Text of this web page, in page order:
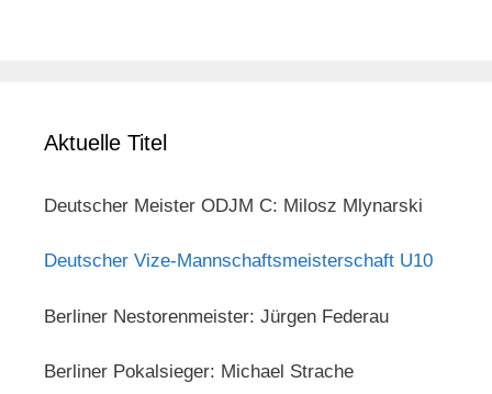
Aktuelle Titel
Deutscher Meister ODJM C: Milosz Mlynarski
Deutscher Vize-Mannschaftsmeisterschaft U10
Berliner Nestorenmeister: Jürgen Federau
Berliner Pokalsieger: Michael Strache